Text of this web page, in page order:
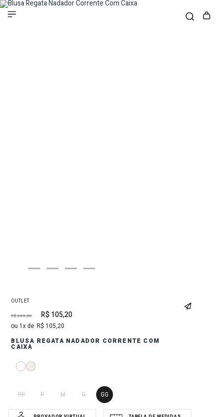
OUTLET
R$ 263,00 R$ 105,20
1 R$ 105,20
BLUSA REGATA NADADOR CORRENTE COM
CAIXA
PP P M G GG